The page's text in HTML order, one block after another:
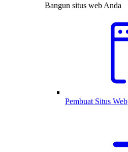
Bangun situs web Anda
Pembuat Situs Web